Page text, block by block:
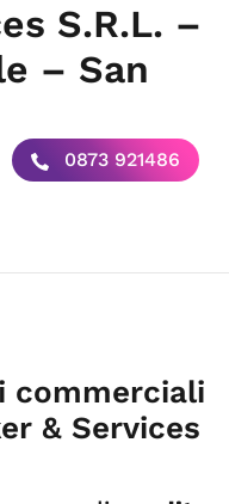
S.R.L. –
– San
0873 921486
commerciali
& Services